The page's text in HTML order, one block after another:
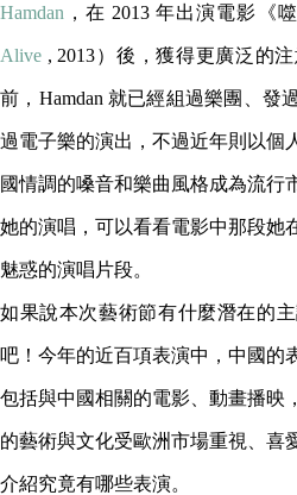
Hamdan ，在 2013 年出演電影《
Alive , 2013）後，獲得更廣泛的
前，Hamdan 就已經組過樂團、發
過電子樂的演出，不過近年則以個
國情調的嗓音和樂曲風格成為流行
她的演唱，可以看看電影中那段她
魅惑的演唱片段。
如果說本次藝術節有什麼潛在的
吧！今年的近百項表演中，中國的
包括與中國相關的電影、動畫播映
的藝術與文化受歐洲市場重視、喜
介紹究竟有哪些表演。